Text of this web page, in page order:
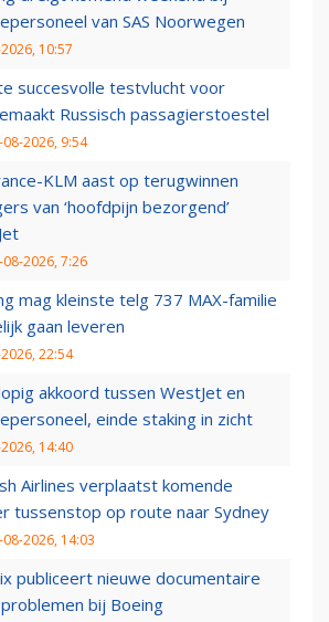
van SAS Noorwegen
10:57
succesvolle testvlucht voor
Russisch passagierstoestel
08-2026, 9:54
KLM aast op terugwinnen
van ‘hoofdpijn bezorgend’
08-2026, 7:26
mag kleinste telg 737 MAX-familie
gaan leveren
22:54
akkoord tussen WestJet en
einde staking in zicht
14:40
Airlines verplaatst komende
tussenstop op route naar Sydney
08-2026, 14:03
publiceert nieuwe documentaire
bij Boeing